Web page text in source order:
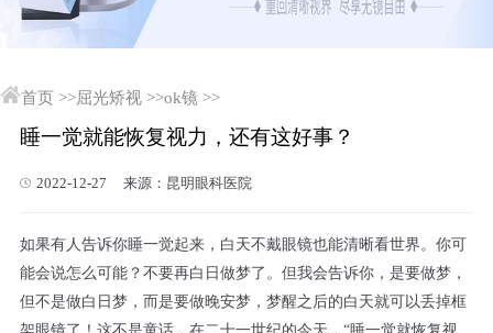
首页 >>屈光矫视 >>ok镜 >>
睡一觉就能恢复视力，还有这好事？
2022-12-27 来源：昆明眼科医院
如果有人告诉你睡一觉起来，白天不戴眼镜也能清晰看世界。你可
能会说怎么可能？不要再白日做梦了。但我会告诉你，是要做梦，
但不是做白日梦，而是要做晚安梦，梦醒之后的白天就可以丢掉框